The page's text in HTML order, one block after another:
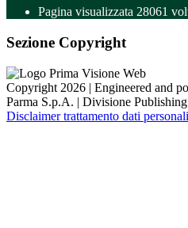
Pagina visualizzata 28061
Sezione Copyright
Copyright 2026 | Engineered and
Parma S.p.A. | Divisione
Disclaimer trattamento dati personali